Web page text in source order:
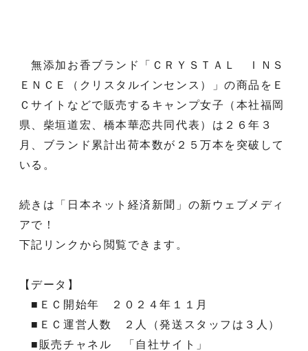
無添加お香ブランド「ＣＲＹＳＴＡＬ ＩＮＳ
ＥＮＣＥ（クリスタルインセンス）」の商品をＥ
Ｃサイトなどで販売するキャンプ女子（本社福岡
県、柴垣道宏、橋本華恋共同代表）は２６年３
月、ブランド累計出荷本数が２５万本を突破して
いる。
続きは「日本ネット経済新聞」の新ウェブメディ
アで！
下記リンクから閲覧できます。
【データ】
■ＥＣ開始年 ２０２４年１１月
■ＥＣ運営人数 ２人（発送スタッフは３人）
■販売チャネル 「自社サイト」